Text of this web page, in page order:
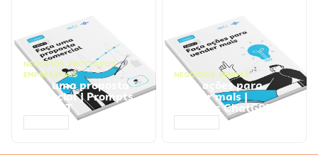
NEGÓCIOS, PROCESSOS
EMPRESARIAIS
Faça uma proposta
comercial | Prompts
ChatGPT
NEGÓCIOS, VENDAS
Faça ações para
vender mais |
Prompts ChatGPT